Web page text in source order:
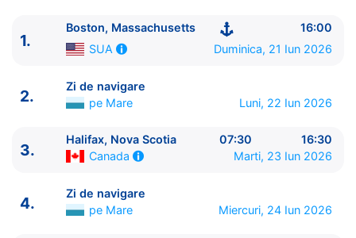
Sosire pe 28 Iun 2026in Boston, Massachusetts,
SUA
Norwegian Cruise Line
Norwegian Breakaway
1.
Boston, Massachusetts
16:00
SUA
Duminica, 21 Iun 2026
2.
Zi de navigare
pe Mare
Luni, 22 Iun 2026
3.
Halifax, Nova Scotia 07:30
16:30
Canada
Marti, 23 Iun 2026
4.
Zi de navigare
pe Mare
Miercuri, 24 Iun 2026